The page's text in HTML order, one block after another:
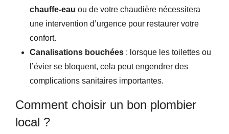
chauffe-eau ou de votre chaudière nécessitera
une intervention d’urgence pour restaurer votre
confort.
Canalisations bouchées : lorsque les toilettes ou
l’évier se bloquent, cela peut engendrer des
complications sanitaires importantes.
Comment choisir un bon plombier
local ?